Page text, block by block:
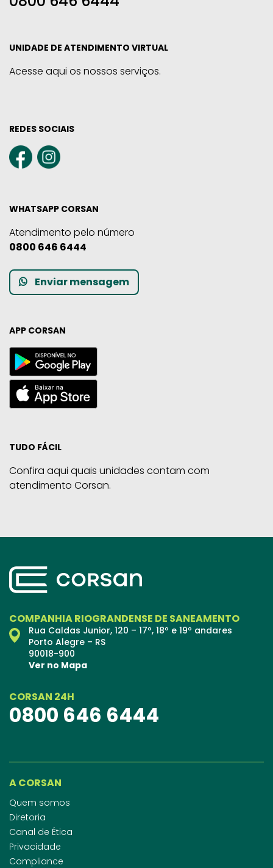
UNIDADE DE ATENDIMENTO VIRTUAL
Acesse aqui os nossos serviços.
REDES SOCIAIS
WHATSAPP CORSAN
Atendimento pelo número
0800 646 6444
Enviar mensagem
APP CORSAN
TUDO FÁCIL
Confira aqui quais unidades contam com
atendimento Corsan.
COMPANHIA RIOGRANDENSE DE SANEAMENTO
Rua Caldas Junior, 120 – 17º, 18º e 19º andares
Porto Alegre – RS
90018-900
Ver no Mapa
CORSAN 24H
0800 646 6444
A CORSAN
Quem somos
Diretoria
Canal de Ética
Privacidade
Compliance